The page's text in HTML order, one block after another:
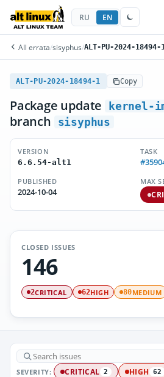
RU EN
All errata/sisyphus/ALT-PU-2024-18494-1
ALT-PU-2024-18494-1 Copy
Package update kernel-
branch
sisyphus
VERSION
6.6.54-alt1
TASK
PUBLISHED
2024-10-04
MAX
CLOSED ISSUES
146
2CRITICAL 62HIGH 80MEDIUM
SEVERITY: CRITICAL 2 HIGH 62